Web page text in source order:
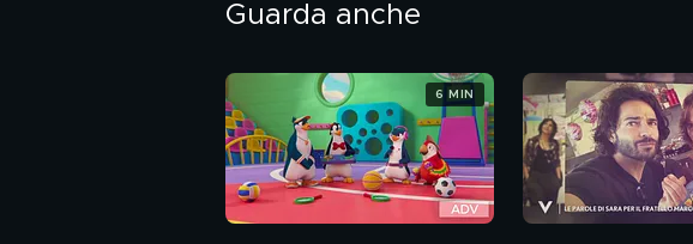
Guarda anche
6 MIN